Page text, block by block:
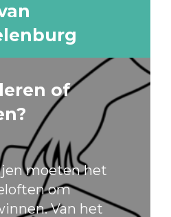
of
moeten het
om
Van het